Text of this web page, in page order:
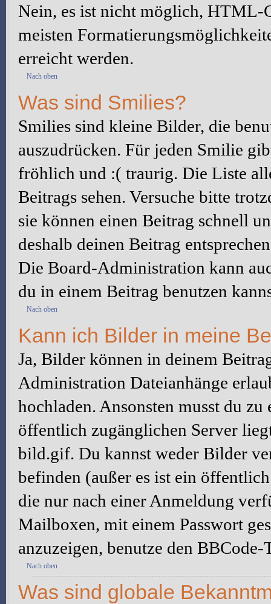
Nein, es ist nicht möglich, HTML-
meisten
erreicht werden.
Nach oben
Was sind Smilies?
Smilies sind kleine Bilder, die
auszudrücken. Für jeden Smilie
fröhlich und :( traurig. Die Liste
Beitrags sehen. Versuche bitte
sie können einen Beitrag schnell
deshalb deinen Beitrag
Die Board-Administration kann
du in einem Beitrag benutzen
Nach oben
Kann ich Bilder in meine
Ja, Bilder können in deinem
Administration Dateianhänge
hochladen. Ansonsten musst du
öffentlich zugänglichen Server
bild.gif. Du kannst weder Bilder
befinden (außer es ist ein
die nur nach einer Anmeldung
Mailboxen, mit einem Passwort
anzuzeigen, benutze den
Nach oben
Was sind globale